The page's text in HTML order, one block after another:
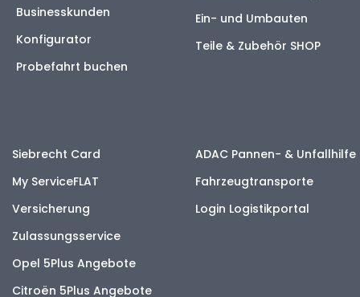
Businesskunden
Konfigurator
Probefahrt buchen
Ein- und Umbauten
Teile & Zubehör SHOP
Siebrecht Card
My ServiceFLAT
Versicherung
Zulassungsservice
Opel 5Plus Angebote
Citroën 5Plus Angebote
ADAC Pannen- & Unfallhilfe
Fahrzeugtransporte
Login Logistikportal